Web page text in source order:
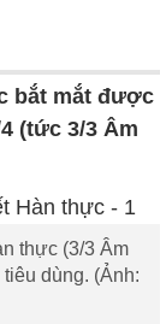
bắt mắt được
(tức 3/3 Âm
thực (3/3 Âm
dùng. (Ảnh: